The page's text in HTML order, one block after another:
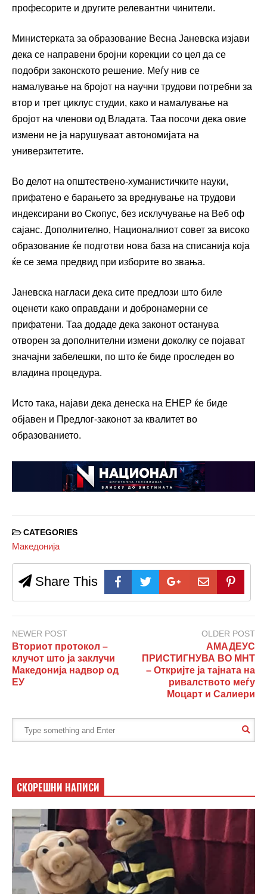
професорите и другите релевантни чинители.
Министерката за образование Весна Јаневска изјави
дека се направени бројни корекции со цел да се
подобри законското решение. Меѓу нив се
намалување на бројот на научни трудови потребни за
втор и трет циклус студии, како и намалување на
бројот на членови од Владата. Таа посочи дека овие
измени не ја нарушуваат автономијата на
универзитетите.
Во делот на општествено-хуманистичките науки,
прифатено е барањето за вреднување на трудови
индексирани во Скопус, без исклучување на Веб оф
сајанс. Дополнително, Националниот совет за високо
образование ќе подготви нова база на списанија која
ќе се зема предвид при изборите во звања.
Јаневска нагласи дека сите предлози што биле
оценети како оправдани и добронамерни се
прифатени. Таа додаде дека законот останува
отворен за дополнителни измени доколку се појават
значајни забелешки, по што ќе биде проследен во
владина процедура.
Исто така, најави дека денеска на ЕНЕР ќе биде
објавен и Предлог-законот за квалитет во
образованието.
CATEGORIES
Македонија
Share This
NEWER POST
Вториот протокол –
клучот што ја заклучи
Македонија надвор од
ЕУ
OLDER POST
АМАДЕУС
ПРИСТИГНУВА ВО МНТ
– Откријте ја тајната на
ривалството меѓу
Моцарт и Салиери
СКОРЕШНИ НАПИСИ